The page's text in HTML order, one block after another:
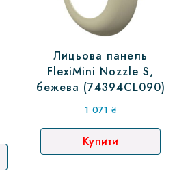
Лицьова панель
FlexiMini Nozzle S,
бежева (74394CL090)
1 071 ₴
Купити